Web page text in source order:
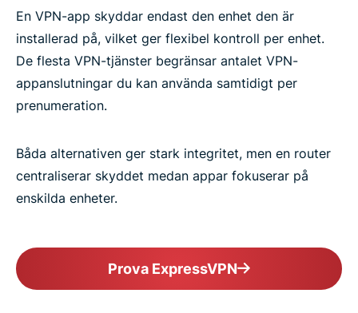
En VPN-app skyddar endast den enhet den är
installerad på, vilket ger flexibel kontroll per enhet.
De flesta VPN-tjänster begränsar antalet VPN-
appanslutningar du kan använda samtidigt per
prenumeration.
Båda alternativen ger stark integritet, men en router
centraliserar skyddet medan appar fokuserar på
enskilda enheter.
Prova ExpressVPN